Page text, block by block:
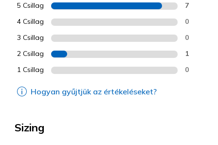
5 Csillag 7
4 Csillag 0
3 Csillag 0
2 Csillag 1
1 Csillag 0
Hogyan gyűjtjük az értékeléseket?
Sizing